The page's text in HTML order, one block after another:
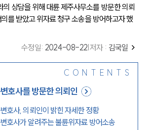
상담을 위해 대륜 제주사무소를 방문한 의뢰
를 받았고 위자료 청구 소송을 방어하고자 했
수정일: 2024-08-22 저자 : 김국일
CONTENTS
호사를 방문한 의뢰인
호사, 의뢰인이 밝힌 자세한 정황
호사가 알려주는 불륜위자료 방어소송